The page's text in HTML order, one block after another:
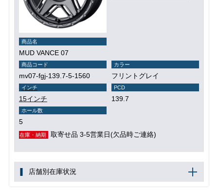
商品名
MUD VANCE 07
商品コード
mv07-fgj-139.7-5-1560
カラー
フリントグレイ
インチ
15インチ
PCD
139.7
ホール数
5
在庫・納期 取寄せ品 3-5営業日(欠品時ご連絡)
店舗別在庫状況